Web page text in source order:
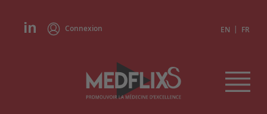
Connexion EN | FR